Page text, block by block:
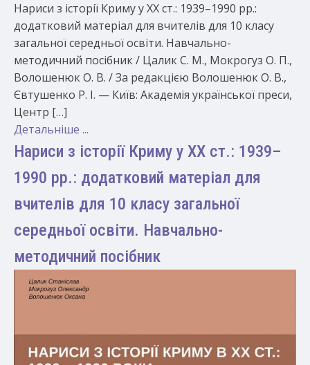
Нариси з історії Криму у ХХ ст.: 1939–1990 рр.:
додатковий матеріал для вчителів для 10 класу
загальної середньої освіти. Навчально-
методичний посібник / Цалик С. М., Мокрогуз О. П.,
Волошенюк О. В. / За редакцією Волошенюк О. В.,
Євтушенко Р. І. — Київ: Академія української преси,
Центр […]
Детальніше ...
Нариси з історії Криму у ХХ ст.: 1939–
1990 рр.: додатковий матеріал для
вчителів для 10 класу загальної
середньої освіти. Навчально-
методичний посібник